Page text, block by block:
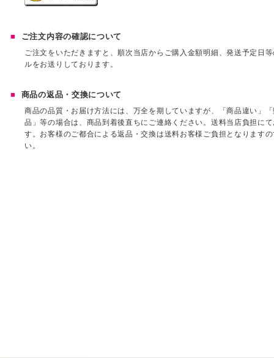
ご注文内容の確認について
ご注文をいただきますと、順次当店からご購入金額明細、発送予定日
ルをお送りしております。
商品の返品・交換について
商品の品質・お届け方法には、万全を期していますが、「商品違い」
品」等の場合は、商品到着後直ちにご連絡ください。送料当店負担に
す。お客様のご都合による返品・交換は送料お客様ご負担となります
い。